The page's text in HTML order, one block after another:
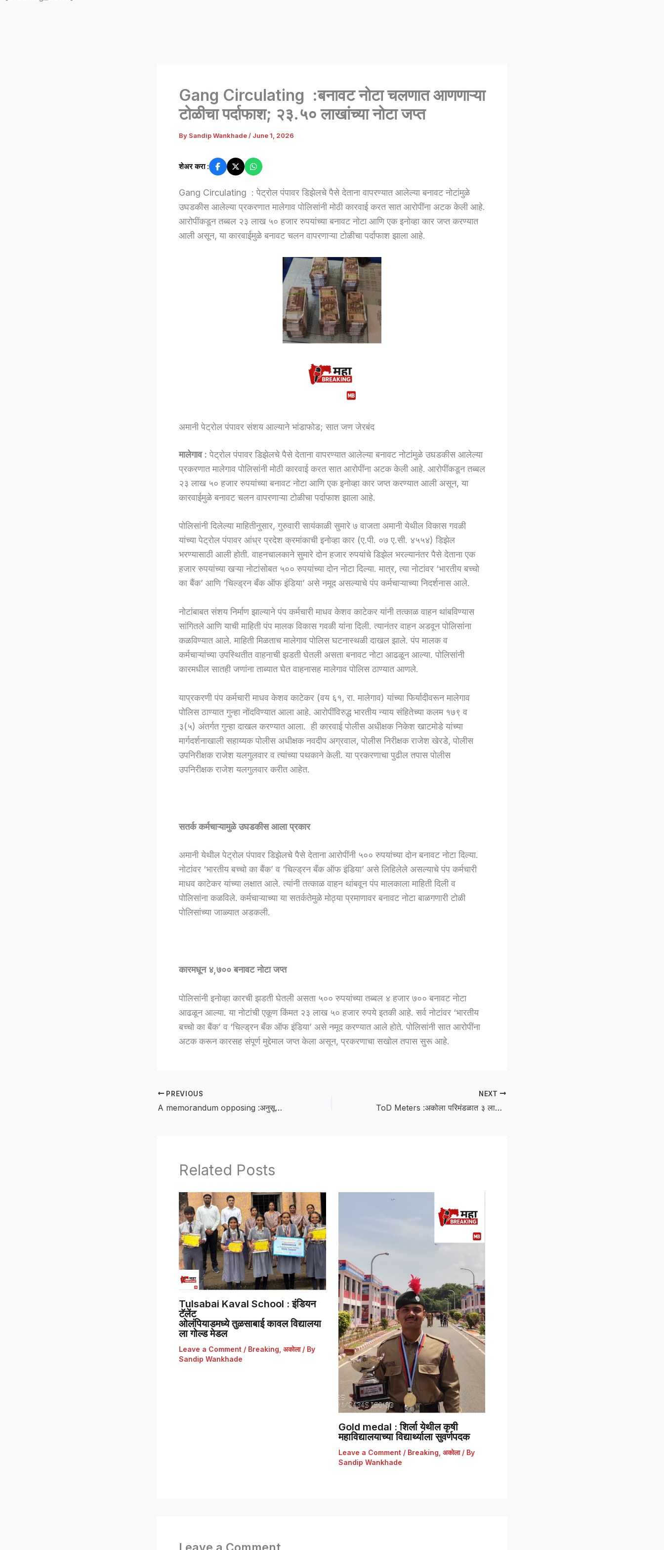
Gang Circulating :बनावट नोटा चलणात आणणाऱ्या
टोळीचा पर्दाफाश; २३.५० लाखांच्या नोटा जप्त
By Sandip Wankhade / June 1, 2026
शेअर करा :
Gang Circulating : पेट्रोल पंपावर डिझेलचे पैसे देताना वापरण्यात आलेल्या बनावट नोटांमुळे
उघडकीस आलेल्या प्रकरणात मालेगाव पोलिसांनी मोठी कारवाई करत सात आरोपींना अटक केली आहे.
आरोपींकडून तब्बल २३ लाख ५० हजार रुपयांच्या बनावट नोटा आणि एक इनोव्हा कार जप्त करण्यात
आली असून, या कारवाईमुळे बनावट चलन वापरणाऱ्या टोळीचा पर्दाफाश झाला आहे.
अमानी पेट्रोल पंपावर संशय आल्याने भांडाफोड; सात जण जेरबंद
मालेगाव : पेट्रोल पंपावर डिझेलचे पैसे देताना वापरण्यात आलेल्या बनावट नोटांमुळे उघडकीस आलेल्या
प्रकरणात मालेगाव पोलिसांनी मोठी कारवाई करत सात आरोपींना अटक केली आहे. आरोपींकडून तब्बल
२३ लाख ५० हजार रुपयांच्या बनावट नोटा आणि एक इनोव्हा कार जप्त करण्यात आली असून, या
कारवाईमुळे बनावट चलन वापरणाऱ्या टोळीचा पर्दाफाश झाला आहे.
पोलिसांनी दिलेल्या माहितीनुसार, गुरुवारी सायंकाळी सुमारे ७ वाजता अमानी येथील विकास गवळी
यांच्या पेट्रोल पंपावर आंध्र प्रदेश क्रमांकाची इनोव्हा कार (ए.पी. ०७ ए.सी. ४५५४) डिझेल
भरण्यासाठी आली होती. वाहनचालकाने सुमारे दोन हजार रुपयांचे डिझेल भरल्यानंतर पैसे देताना एक
हजार रुपयांच्या खऱ्या नोटांसोबत ५०० रुपयांच्या दोन नोटा दिल्या. मात्र, त्या नोटांवर ‘भारतीय बच्चो
का बैंक’ आणि ‘चिल्ड्रन बँक ऑफ इंडिया’ असे नमूद असल्याचे पंप कर्मचाऱ्याच्या निदर्शनास आले.
नोटांबाबत संशय निर्माण झाल्याने पंप कर्मचारी माधव केशव काटेकर यांनी तत्काळ वाहन थांबविण्यास
सांगितले आणि याची माहिती पंप मालक विकास गवळी यांना दिली. त्यानंतर वाहन अडवून पोलिसांना
कळविण्यात आले. माहिती मिळताच मालेगाव पोलिस घटनास्थळी दाखल झाले. पंप मालक व
कर्मचाऱ्यांच्या उपस्थितीत वाहनाची झडती घेतली असता बनावट नोटा आढळून आल्या. पोलिसांनी
कारमधील सातही जणांना ताब्यात घेत वाहनासह मालेगाव पोलिस ठाण्यात आणले.
याप्रकरणी पंप कर्मचारी माधव केशव काटेकर (वय ६१, रा. मालेगाव) यांच्या फिर्यादीवरून मालेगाव
पोलिस ठाण्यात गुन्हा नोंदविण्यात आला आहे. आरोपींविरुद्ध भारतीय न्याय संहितेच्या कलम १७९ व
३(५) अंतर्गत गुन्हा दाखल करण्यात आला. ही कारवाई पोलीस अधीक्षक निकेश खाटमोडे यांच्या
मार्गदर्शनाखाली सहाय्यक पोलीस अधीक्षक नवदीप अग्रवाल, पोलीस निरीक्षक राजेश खेरडे, पोलीस
उपनिरीक्षक राजेश यलगुलवार व त्यांच्या पथकाने केली. या प्रकरणाचा पुढील तपास पोलीस
उपनिरीक्षक राजेश यलगुलवार करीत आहेत.
सतर्क कर्मचाऱ्यामुळे उघडकीस आला प्रकार
अमानी येथील पेट्रोल पंपावर डिझेलचे पैसे देताना आरोपींनी ५०० रुपयांच्या दोन बनावट नोटा दिल्या.
नोटांवर ‘भारतीय बच्चो का बैंक’ व ‘चिल्ड्रन बँक ऑफ इंडिया’ असे लिहिलेले असल्याचे पंप कर्मचारी
माधव काटेकर यांच्या लक्षात आले. त्यांनी तत्काळ वाहन थांबवून पंप मालकाला माहिती दिली व
पोलिसांना कळविले. कर्मचाऱ्याच्या या सतर्कतेमुळे मोठ्या प्रमाणावर बनावट नोटा बाळगणारी टोळी
पोलिसांच्या जाळ्यात अडकली.
कारमधून ४,७०० बनावट नोटा जप्त
पोलिसांनी इनोव्हा कारची झडती घेतली असता ५०० रुपयांच्या तब्बल ४ हजार ७०० बनावट नोटा
आढळून आल्या. या नोटांची एकूण किंमत २३ लाख ५० हजार रुपये इतकी आहे. सर्व नोटांवर ‘भारतीय
बच्चो का बैंक’ व ‘चिल्ड्रन बँक ऑफ इंडिया’ असे नमूद करण्यात आले होते. पोलिसांनी सात आरोपींना
अटक करून कारसह संपूर्ण मुद्देमाल जप्त केला असून, प्रकरणाचा सखोल तपास सुरू आहे.
PREVIOUS
A memorandum opposing :अनुसूचित जातीच्या उपवर्गीकरणाच्या विरोधात जिल्हाधिकाऱ्यांना देणार निवेदन
NEXT
ToD Meters :अकोला परिमंडळात ३ लाख ४० हजार ग्राहकांकडे स्मार्ट टीओडी मीटर
Related Posts
Tulsabai Kaval School : इंडियन
टॅलेंट
ओलंपियाडमध्ये तुळसाबाई कावल विद्यालया
ला गोल्ड मेडल
Leave a Comment / Breaking, अकोला/ By
Sandip Wankhade
Gold medal : शिर्ला येथील कृषी
महाविद्यालयाच्या विद्यार्थ्याला सुवर्णपदक
Leave a Comment / Breaking अकोला/ By
Sandip Wankhade